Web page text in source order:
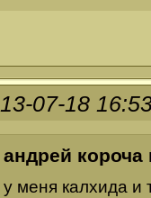
07-18
андрей короча
у меня калхида и